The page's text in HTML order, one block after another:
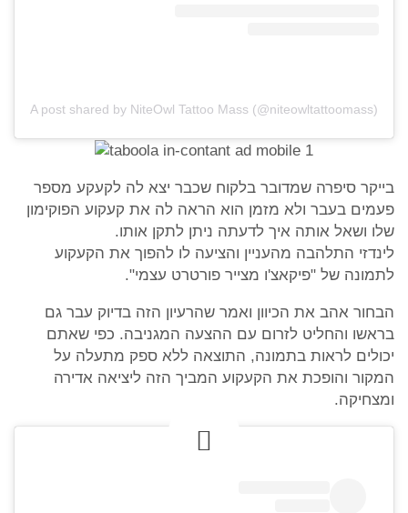
A post shared by NiteOwl Tattoo Mass (@niteowltattoomass)
בייקר סיפרה שמדובר בלקוח שכבר יצא לה לקעקע מספר
פעמים בעבר ולא מזמן הוא הראה לה את קעקוע הפוקימון
שלו ושאל אותה איך לדעתה ניתן לתקן אותו.
לינדזי התלהבה מהעניין והציעה לו להפוך את הקעקוע
לתמונה של "פיקאצ'ו מצייר פורטרט עצמי".
הבחור אהב את הכיוון ואמר שהרעיון הזה בדיוק עבר גם
בראשו והחליט לזרום עם ההצעה המגניבה. כפי שאתם
יכולים לראות בתמונה, התוצאה ללא ספק מתעלה על
המקור והופכת את הקעקוע המביך הזה ליציאה אדירה
ומצחיקה.